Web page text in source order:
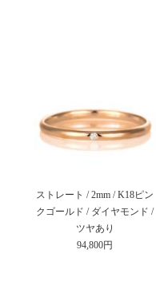
ストレート / 2mm / K18ピン
クゴールド / ダイヤモンド /
ツヤあり
94,800円